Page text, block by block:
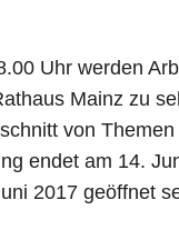
Uhr werden
Mainz zu
von
endet am 14.
2017 geöffnet